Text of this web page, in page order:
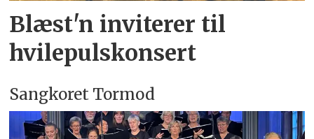
Blæst'n inviterer til
hvilepulskonsert
Sangkoret Tormod